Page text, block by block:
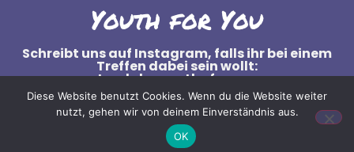
Youth for You
Schreibt uns auf Instagram, falls ihr bei einem
Treffen dabei sein wollt:
stendals_youth_for_you
Diese Website benutzt Cookies. Wenn du die Website weiter
nutzt, gehen wir von deinem Einverständnis aus.
OK